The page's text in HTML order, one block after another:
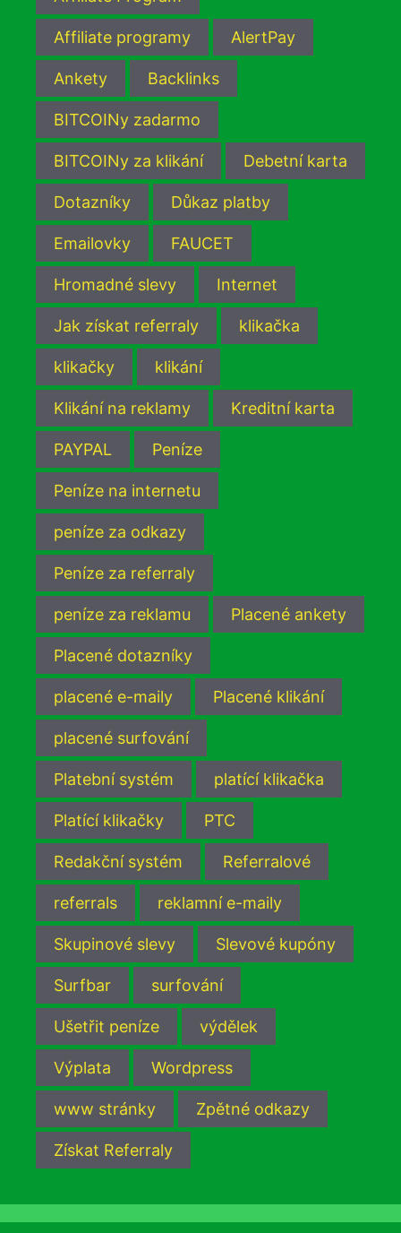
Affiliate programy AlertPay
Ankety Backlinks
BITCOINy zadarmo
BITCOINy za klikání Debetní karta
Dotazníky Důkaz platby
Emailovky FAUCET
Hromadné slevy Internet
Jak získat referraly klikačka
klikačky klikání
Klikání na reklamy Kreditní karta
PAYPAL Peníze
Peníze na internetu
peníze za odkazy
Peníze za referraly
peníze za reklamu Placené ankety
Placené dotazníky
placené e-maily Placené klikání
placené surfování
Platební systém platící klikačka
Platící klikačky PTC
Redakční systém Referralové
referrals reklamní e-maily
Skupinové slevy Slevové kupóny
Surfbar surfování
Ušetřit peníze výdělek
Výplata Wordpress
www stránky Zpětné odkazy
Získat Referraly